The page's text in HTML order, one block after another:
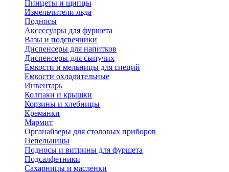
Пинцеты и щипцы
Измельчители льда
Подносы
Аксессуары для фуршета
Вазы и подсвечники
Диспенсеры для напитков
Диспенсеры для сыпучих
Емкости и мельницы для специй
Емкости охладительные
Инвентарь
Колпаки и крышки
Корзины и хлебницы
Креманки
Мармит
Органайзеры для столовых приборов
Пепельницы
Подносы и витрины для фуршета
Подсалфетники
Сахарницы и масленки